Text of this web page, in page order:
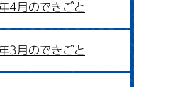
4月のできごと
3月のできごと